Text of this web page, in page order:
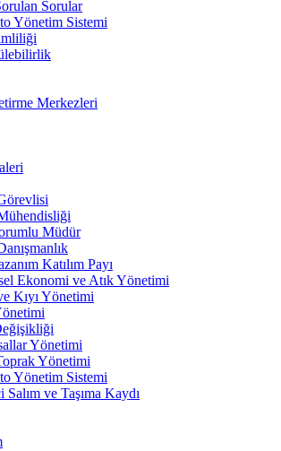
Sorular
Yönetim Sistemi
Merkezleri
Müdür
Katılım Payı
Ekonomi ve Atık Yönetimi
Kıyı Yönetimi
Yönetimi
Yönetimi
Yönetim Sistemi
ve Taşıma Kaydı